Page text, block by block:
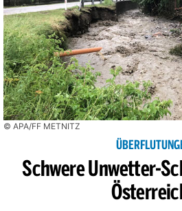
© APA/FF METNITZ
Schwere Unwetter-